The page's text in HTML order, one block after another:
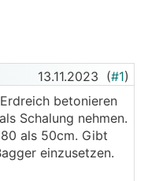
13.11.2023 (#1)
betonieren
Schalung nehmen.
als 50cm. Gibt
einzusetzen.